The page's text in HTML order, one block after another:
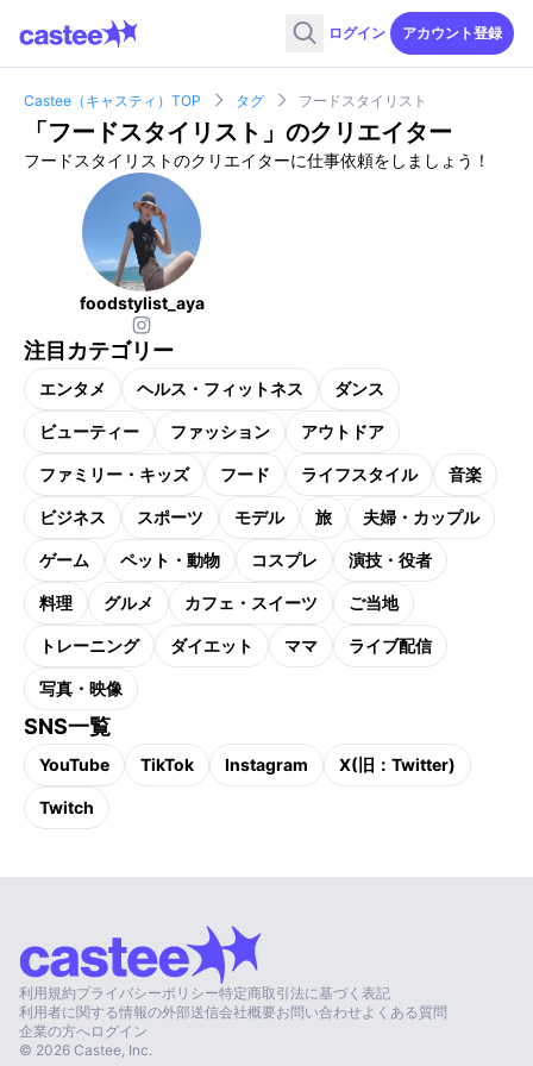
ログイン アカウント登録
Castee（キャスティ）TOP タグ フードスタイリスト
「フードスタイリスト 」のクリエイター
フードスタイリストのクリエイターに仕事依頼をしましょう！
foodstylist_aya
注目カテゴリー
エンタメ ヘルス・フィットネス ダンス
ビューティー ファッション アウトドア
ファミリー・キッズ フード ライフスタイル 音楽
ビジネス スポーツ モデル 旅 夫婦・カップル
ゲーム ペット・動物 コスプレ 演技・役者
料理 グルメ カフェ・スイーツ ご当地
トレーニング ダイエット ママ ライブ配信
写真・映像
SNS一覧
YouTube TikTok Instagram X(旧：Twitter)
Twitch
利用規約プライバシーポリシー特定商取引法に基づく表記
利用者に関する情報の外部送信会社概要お問い合わせ よくある質問
企業の方へログイン
© 2026 Castee, Inc.